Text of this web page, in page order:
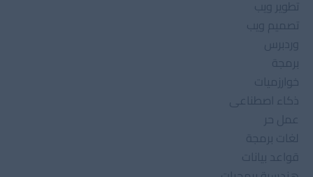
تطوير ويب
تصميم ويب
وردبرس
برمجة
خوارزميات
ذكاء اصطناعى
عمل حر
لغات برمجة
قواعد بيانات